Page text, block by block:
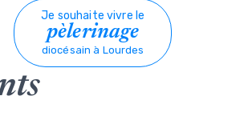
Je souhaite vivre le
pèlerinage
diocésain à Lourdes